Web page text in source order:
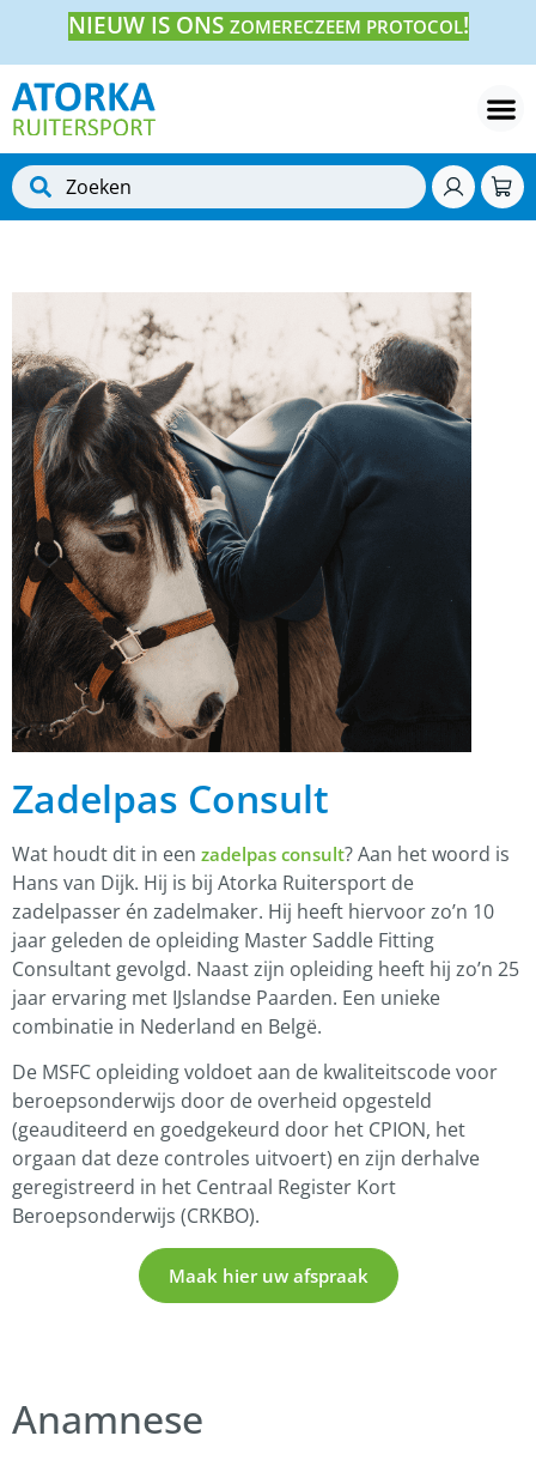
NIEUW IS ONS ZOMERECZEEM PROTOCOL!
Zadelpas Consult
Wat houdt dit in een zadelpas consult? Aan het woord is
Hans van Dijk. Hij is bij Atorka Ruitersport de
zadelpasser én zadelmaker. Hij heeft hiervoor zo’n 10
jaar geleden de opleiding Master Saddle Fitting
Consultant gevolgd. Naast zijn opleiding heeft hij zo’n 25
jaar ervaring met IJslandse Paarden. Een unieke
combinatie in Nederland en Belgë.
De MSFC opleiding voldoet aan de kwaliteitscode voor
beroepsonderwijs door de overheid opgesteld
(geauditeerd en goedgekeurd door het CPION, het
orgaan dat deze controles uitvoert) en zijn derhalve
geregistreerd in het Centraal Register Kort
Beroepsonderwijs (CRKBO).
Maak hier uw afspraak
Anamnese